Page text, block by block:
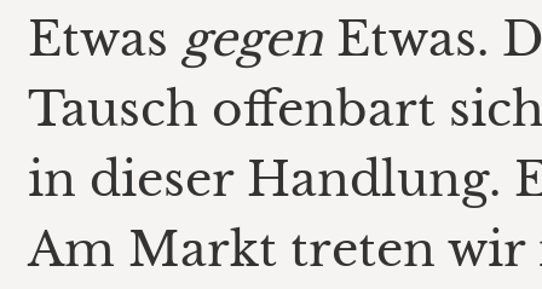
Etwas gegen Etwas.
Tausch offenbart
in dieser Handlung.
Am Markt treten